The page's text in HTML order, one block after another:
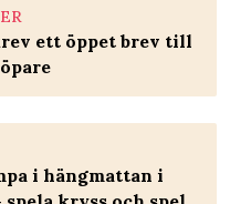
ett öppet brev till
i hängmattan i